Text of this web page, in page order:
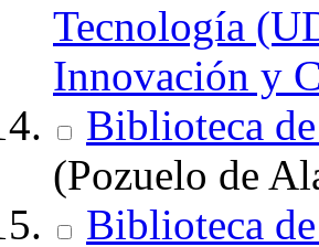
Tecnología
Innovación y
Biblioteca
(Pozuelo de
Biblioteca